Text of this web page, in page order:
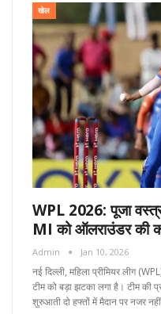
खेल
WPL 2026: पूजा
MI को ऑलराउंडर की
Admin Jan 10, 2026
नई दिल्ली, महिला प्रीमियर लीग
टीम को बड़ा झटका लगा है। टीम की
शुरुआती दो हफ्तों में मैदान पर नजर